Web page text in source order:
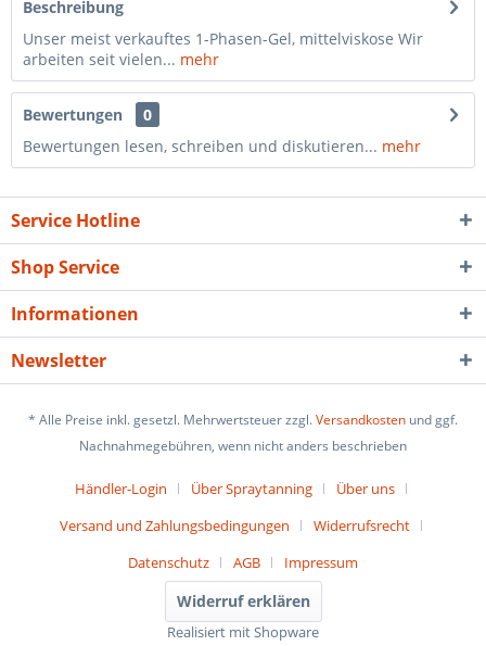
Beschreibung
Unser meist verkauftes 1-Phasen-Gel, mittelviskose Wir
arbeiten seit vielen... mehr
Bewertungen
0
Bewertungen lesen, schreiben und diskutieren... mehr
Service Hotline
Shop Service
Informationen
Newsletter
* Alle Preise inkl. gesetzl. Mehrwertsteuer zzgl.Versandkosten und ggf.
Nachnahmegebühren, wenn nicht anders beschrieben
Händler-Login Über Spraytanning
Über uns
Versand und Zahlungsbedingungen
Widerrufsrecht
Datenschutz
AGB Impressum
Widerruf erklären
Realisiert mit Shopware